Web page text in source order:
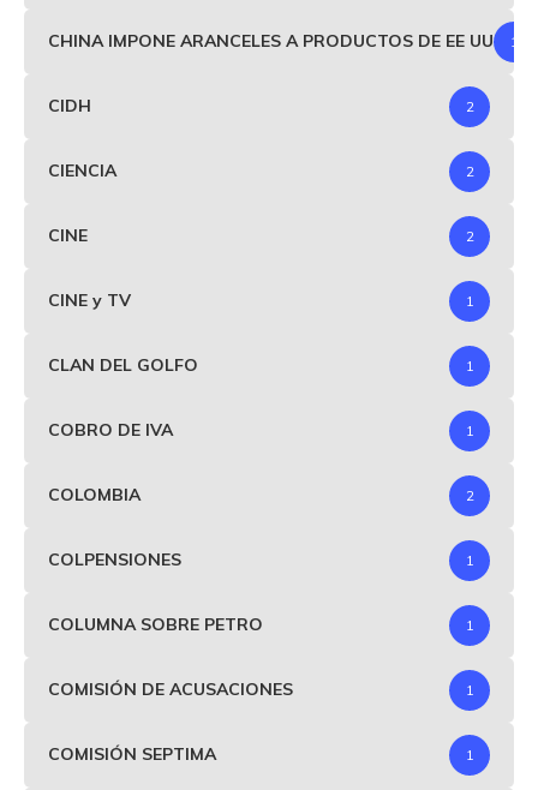
CHINA IMPONE ARANCELES A PRODUCTOS DE EE UU 1
CIDH 2
CIENCIA 2
CINE 2
CINE y TV 1
CLAN DEL GOLFO 1
COBRO DE IVA 1
COLOMBIA 2
COLPENSIONES 1
COLUMNA SOBRE PETRO 1
COMISIÓN DE ACUSACIONES 1
COMISIÓN SEPTIMA 1